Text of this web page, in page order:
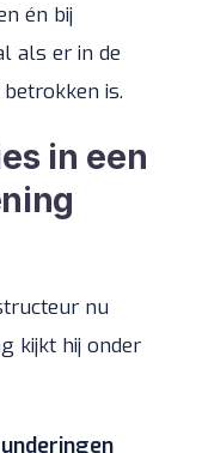
én bij
als er in de
is.
in een
nu
kijkt hij onder